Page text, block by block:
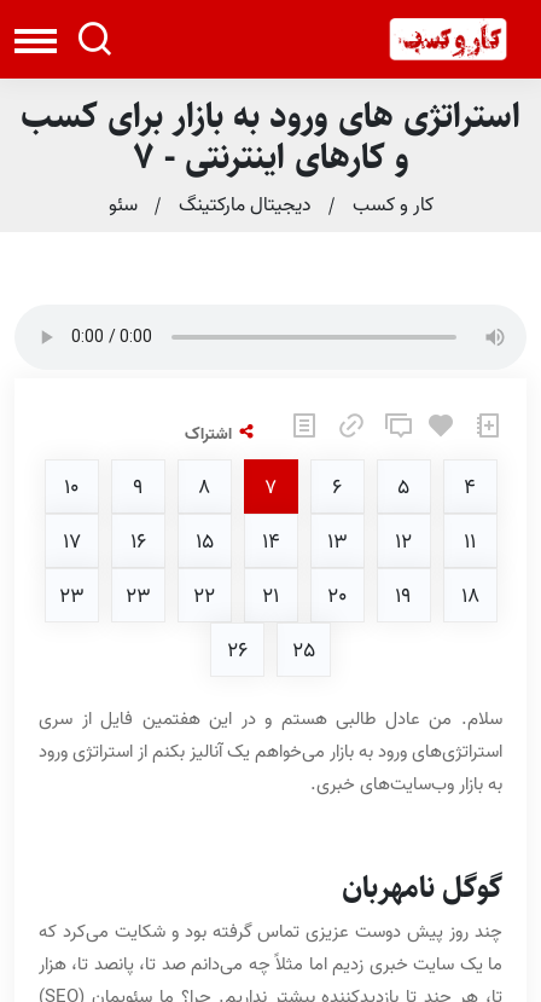
استراتژی های ورود به بازار برای کسب
و کارهای اینترنتی - 7
کار و کسب دیجیتال مارکتینگ سئو
اشتراک
4
5
6
7
8
9
10
11
12
13
14
15
16
17
18
19
20
21
22
23
23
25
26
سلام. من عادل طالبی هستم و در این هفتمین فایل از سری
استراتژی‌های ورود به بازار می‌خواهم یک آنالیز بکنم از استراتژی ورود
به بازار وب‌سایت‌های خبری.
گوگل نامهربان
چند روز پیش دوست عزیزی تماس گرفته بود و شکایت می‌کرد که
ما یک سایت خبری زدیم اما مثلاً چه می‌دانم صد تا، پانصد تا، هزار